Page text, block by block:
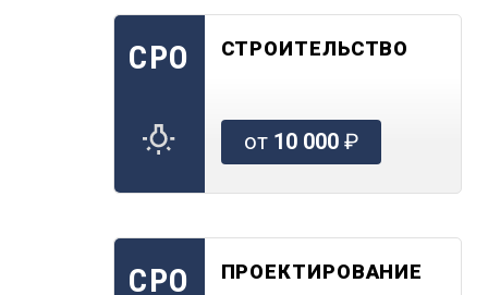
СРО СТРОИТЕЛЬСТВО
от 10 000₽
СРО ПРОЕКТИРОВАНИЕ